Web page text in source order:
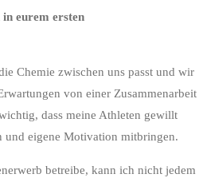
in eurem ersten
Chemie zwischen uns passt und wir
von einer Zusammenarbeit
dass meine Athleten gewillt
und eigene Motivation mitbringen.
betreibe, kann ich nicht jedem